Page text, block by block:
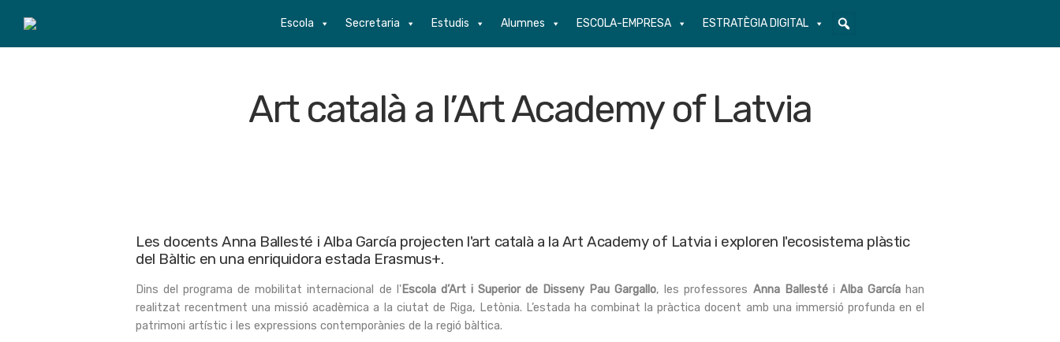
Escola Secretaria Estudis Alumnes ESCOLA-EMPRESA ESTRATÈGIA DIGITAL
Art català a l’Art Academy of Latvia
Les docents Anna Ballesté i Alba García projecten l'art català a la Art Academy of Latvia i exploren l'ecosistema plàstic
del Bàltic en una enriquidora estada Erasmus+.
Dins del programa de mobilitat internacional de l'Escola d’Art i Superior de Disseny Pau Gargallo, les professores Anna Ballestéi Alba Garcíahan
realitzat recentment una missió acadèmica a la ciutat de Riga, Letònia. L’estada ha combinat la pràctica docent amb una immersió profunda en el
patrimoni artístic i les expressions contemporànies de la regió bàltica.